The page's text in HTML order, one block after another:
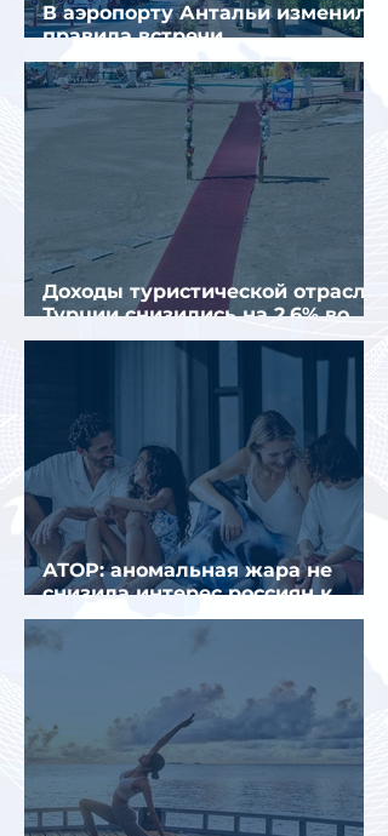
В аэропорту Антальи изменили
правила встречи
организованных туристов
Доходы туристической отрасли
Турции снизились на 2,6% во
втором квартале 2026 года
АТОР: аномальная жара не
снизила интерес россиян к
летнему отдыху в Европе